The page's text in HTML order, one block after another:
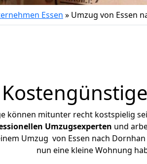
Essen » Umzug von Essen
können mitunter recht kostspielig
Umzugsexperten und
Umzug von Essen nach
nun eine kleine Wohnung